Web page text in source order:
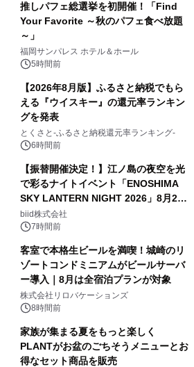
推しパフェ総選挙を初開催！「Find
Your Favorite ～秋のパフェ食べ放題
～」
福岡サンパレス ホテル＆ホール
5時間前
【2026年8月版】ふるさと納税でもら
える『ウイスキー』の還元率ランキン
グを発表
とくさと-ふるさと納税還元率ランキング-
6時間前
【振替開催決定！】江ノ島の夜空を光
で彩るナイトイベント「ENOSHIMA
SKY LANTERN NIGHT 2026」8月22
日(土)振替開催＆受付スタート！
biid株式会社
7時間前
客室で本格生ビールを満喫！城崎のリ
ゾートコンドミニアムがビールサーバ
ー導入｜8月は全宿泊プランが対象
株式会社リロバケーションズ
8時間前
家族が集まる夏をもっと楽しく
PLANTがお盆のごちそうメニューとお
得なセット商品を販売